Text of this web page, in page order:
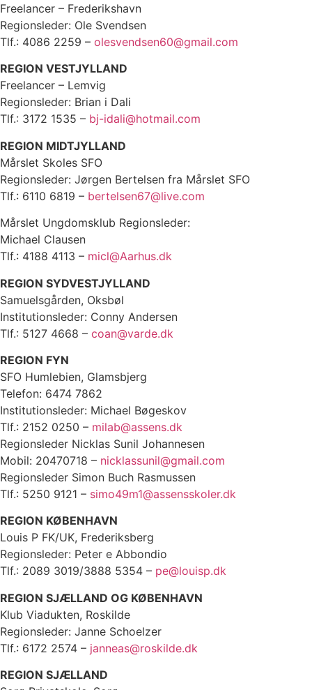
Freelancer – Frederikshavn
Regionsleder: Ole Svendsen
Tlf.: 4086 2259 – olesvendsen60@gmail.com
REGION VESTJYLLAND
Freelancer – Lemvig
Regionsleder: Brian i Dali
Tlf.: 3172 1535 – bj-idali@hotmail.com
REGION MIDTJYLLAND
Mårslet Skoles SFO
Regionsleder: Jørgen Bertelsen fra Mårslet SFO
Tlf.: 6110 6819 – bertelsen67@live.com
Mårslet Ungdomsklub Regionsleder:
Michael Clausen
Tlf.: 4188 4113 – micl@Aarhus.dk
REGION SYDVESTJYLLAND
Samuelsgården, Oksbøl
Institutionsleder: Conny Andersen
Tlf.: 5127 4668 – coan@varde.dk
REGION FYN
SFO Humlebien, Glamsbjerg
Telefon: 6474 7862
Institutionsleder: Michael Bøgeskov
Tlf.: 2152 0250 – milab@assens.dk
Regionsleder Nicklas Sunil Johannesen
Mobil: 20470718 – nicklassunil@gmail.com
Regionsleder Simon Buch Rasmussen
Tlf.: 5250 9121 – simo49m1@assensskoler.dk
REGION KØBENHAVN
Louis P FK/UK, Frederiksberg
Regionsleder: Peter e Abbondio
Tlf.: 2089 3019/3888 5354 – pe@louisp.dk
REGION SJÆLLAND OG KØBENHAVN
Klub Viadukten, Roskilde
Regionsleder: Janne Schoelzer
Tlf.: 6172 2574 – janneas@roskilde.dk
REGION SJÆLLAND